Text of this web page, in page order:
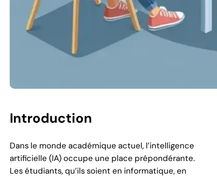
Introduction
Dans le monde académique actuel, l’intelligence
artificielle (IA) occupe une place prépondérante.
Les étudiants, qu’ils soient en informatique, en